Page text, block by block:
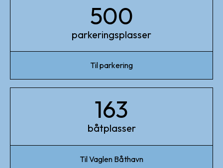
500
parkeringsplasser
Til parkering
163
båtplasser
Til Vaglen Båthavn